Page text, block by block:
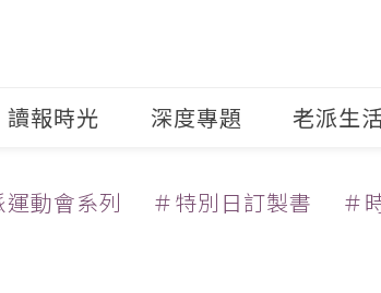
讀報時光 深度專題 老派生
運動會系列 ＃特別日訂製書 ＃